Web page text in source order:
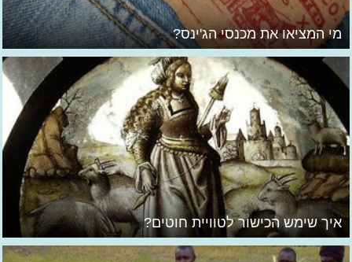
מי המציאו את מכנסי הג'ינס?
איך שימש הכישור לטוויית חוטים?